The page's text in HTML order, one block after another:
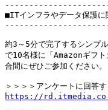
■ITインフラやデータ保護に
約3～5分で完了するシンプ
で10名様に「Amazonギフ
合間にぜひご参加ください。
https://